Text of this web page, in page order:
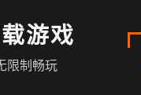
游戏
限制畅玩